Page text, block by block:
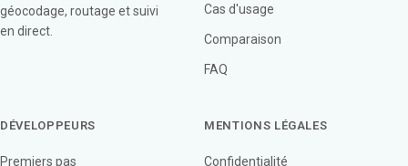
géocodage, routage et suivi
en direct.
Cas d'usage
Comparaison
FAQ
DÉVELOPPEURS
Premiers pas
MENTIONS LÉGALES
Confidentialité